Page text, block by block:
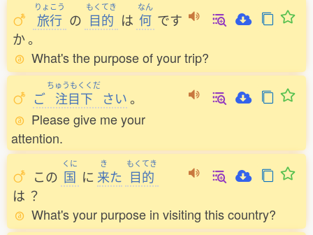
りょこう
旅行 の
もくてき
目的 は
なん
何 です
か。
What's the purpose of your trip?
ご
ちゅうもくくだ
注目下 さい。
Please give me your
attention.
この
くに
国 に
き
来た
もくてき
目的
は ？
What's your purpose in visiting this country?